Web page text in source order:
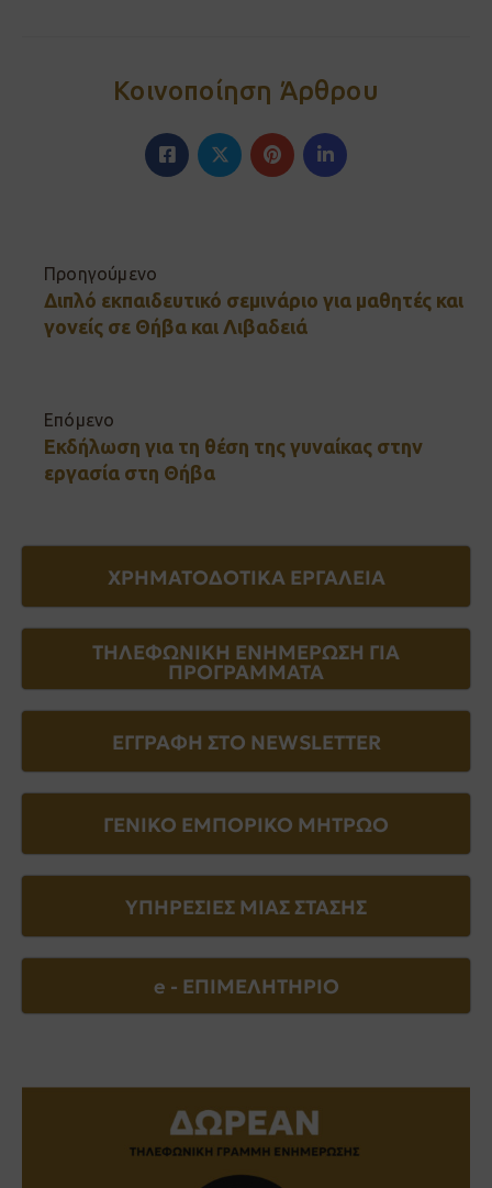
Κοινοποίηση Άρθρου
Προηγούμενο
Διπλό εκπαιδευτικό σεμινάριο για μαθητές και
γονείς σε Θήβα και Λιβαδειά
Επόμενο
Εκδήλωση για τη θέση της γυναίκας στην
εργασία στη Θήβα
ΧΡΗΜΑΤΟΔΟΤΙΚΑ ΕΡΓΑΛΕΙΑ
ΤΗΛΕΦΩΝΙΚΗ ΕΝΗΜΕΡΩΣΗ ΓΙΑ
ΠΡΟΓΡΑΜΜΑΤΑ
ΕΓΓΡΑΦΗ ΣΤΟ NEWSLETTER
ΓΕΝΙΚΟ ΕΜΠΟΡΙΚΟ ΜΗΤΡΩΟ
ΥΠΗΡΕΣΙΕΣ ΜΙΑΣ ΣΤΑΣΗΣ
e - EΠΙΜΕΛΗΤΗΡΙΟ